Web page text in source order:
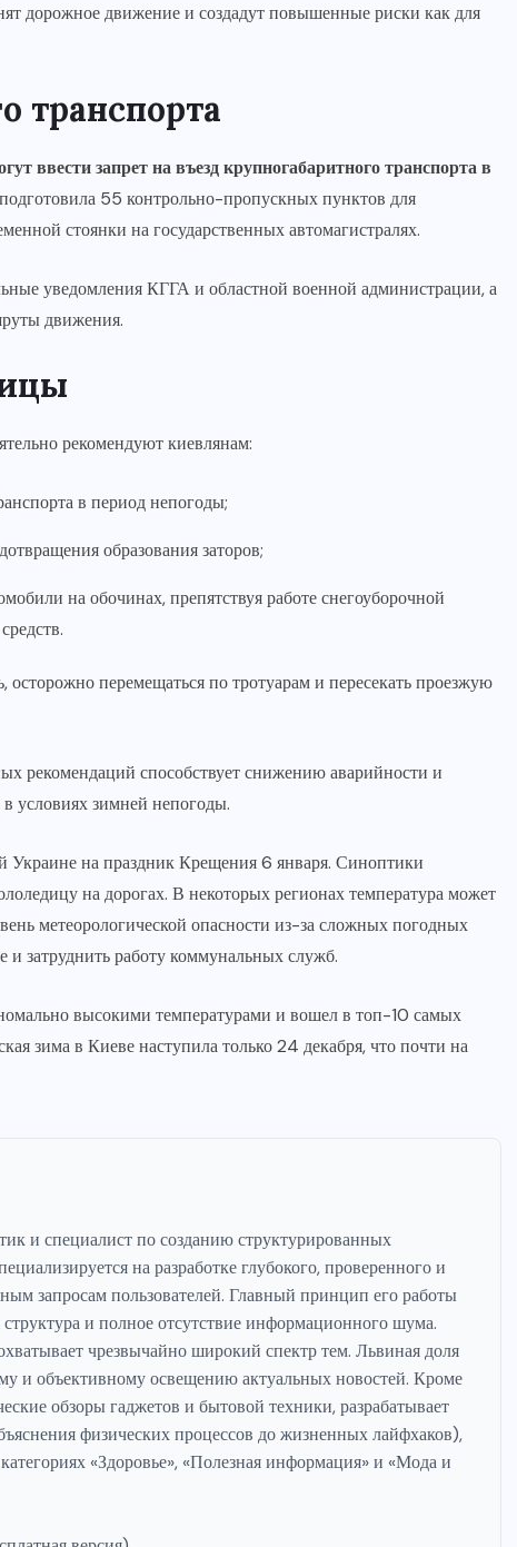
дорожное движение и создадут повышенные риски как для
транспорта
ввести запрет на въезд крупногабаритного транспорта в
55 контрольно-пропускных пунктов для
стоянки на государственных автомагистралях.
уведомления КГГА и областной военной администрации, а
движения.
рекомендуют киевлянам:
в период непогоды;
образования заторов;
на обочинах, препятствуя работе снегоуборочной
перемещаться по тротуарам и пересекать проезжую
рекомендаций способствует снижению аварийности и
условиях зимней непогоды.
Украине на праздник Крещения 6 января. Синоптики
на дорогах. В некоторых регионах температура может
метеорологической опасности из-за сложных погодных
затруднить работу коммунальных служб.
высокими температурами и вошел в топ-10 самых
зима в Киеве наступила только 24 декабря, что почти на
и специалист по созданию структурированных
на разработке глубокого, проверенного и
запросам пользователей. Главный принцип его работы
и полное отсутствие информационного шума.
чрезвычайно широкий спектр тем. Львиная доля
и объективному освещению актуальных новостей. Кроме
обзоры гаджетов и бытовой техники, разрабатывает
физических процессов до жизненных лайфхаков),
«Здоровье», «Полезная информация» и «Мода и